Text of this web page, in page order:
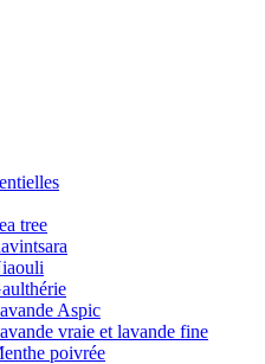
tree
Aspic
vraie et lavande fine
poivrée